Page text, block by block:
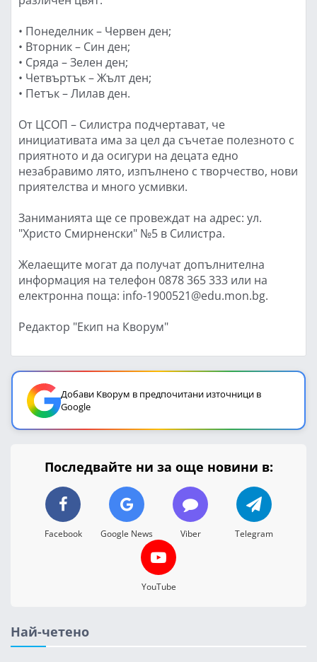
• Понеделник – Червен ден;
• Вторник – Син ден;
• Сряда – Зелен ден;
• Четвъртък – Жълт ден;
• Петък – Лилав ден.
От ЦСОП – Силистра подчертават, че
инициативата има за цел да съчетае полезното с
приятното и да осигури на децата едно
незабравимо лято, изпълнено с творчество, нови
приятелства и много усмивки.
Заниманията ще се провеждат на адрес: ул.
"Христо Смирненски" №5 в Силистра.
Желаещите могат да получат допълнителна
информация на телефон 0878 365 333 или на
електронна поща: info-1900521@edu.mon.bg.
Редактор "Екип на Кворум"
Добави Кворум в предпочитани източници в
Google
Последвайте ни за още новини в:
Facebook Google News Viber Telegram
YouTube
Най-четено